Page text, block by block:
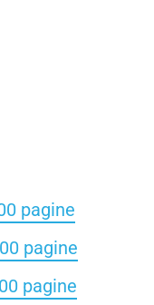
pagine
pagine
pagine